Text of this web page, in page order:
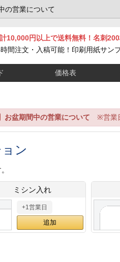
の営業について
10,000円以上で送料無料！名刺
間注文・入稿可能！印刷用紙サン
価格表
お盆期間中の営業について ※営業
ン
ミシン入れ
+1営業日